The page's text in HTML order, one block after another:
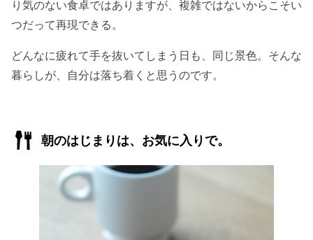
り気のない食卓ではありますが、複雑ではないからこそい
つだって再現できる。
どんなに疲れて手を抜いてしまう日も、同じ景色。そんな
暮らしが、自分は落ち着くと思うのです。
朝のはじまりは、お気に入りで。